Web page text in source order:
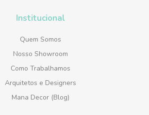
Institucional
Quem Somos
Nosso Showroom
Como Trabalhamos
Arquitetos e Designers
Mana Decor (Blog)